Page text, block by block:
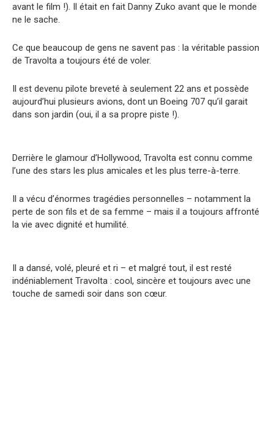
avant le film !). Il était en fait Danny Zuko avant que le monde
ne le sache.
Ce que beaucoup de gens ne savent pas : la véritable passion
de Travolta a toujours été de voler.
Il est devenu pilote breveté à seulement 22 ans et possède
aujourd’hui plusieurs avions, dont un Boeing 707 qu’il garait
dans son jardin (oui, il a sa propre piste !).
Derrière le glamour d’Hollywood, Travolta est connu comme
l’une des stars les plus amicales et les plus terre-à-terre.
Il a vécu d’énormes tragédies personnelles – notamment la
perte de son fils et de sa femme – mais il a toujours affronté
la vie avec dignité et humilité.
Il a dansé, volé, pleuré et ri – et malgré tout, il est resté
indéniablement Travolta : cool, sincère et toujours avec une
touche de samedi soir dans son cœur.